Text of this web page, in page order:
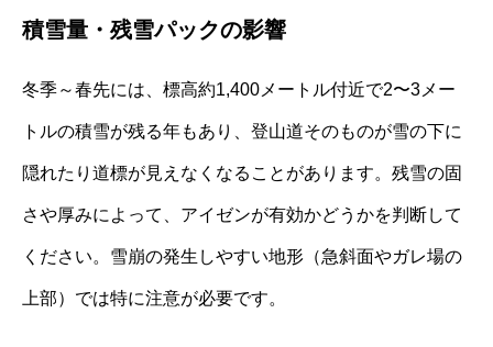
積雪量・残雪パックの影響
冬季～春先には、標高約1,400メートル付近で2〜3メー
トルの積雪が残る年もあり、登山道そのものが雪の下に
隠れたり道標が見えなくなることがあります。残雪の固
さや厚みによって、アイゼンが有効かどうかを判断して
ください。雪崩の発生しやすい地形（急斜面やガレ場の
上部）では特に注意が必要です。